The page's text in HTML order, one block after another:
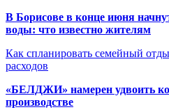
В Борисове в конце июня
воды: что известно жителям
Как спланировать семейный
расходов
«БЕЛДЖИ» намерен удвоить
производстве